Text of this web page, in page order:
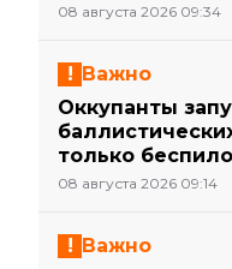
08 августа 2026 09:34
Важно
Оккупанты
только
08 августа 2026 09:14
Важно